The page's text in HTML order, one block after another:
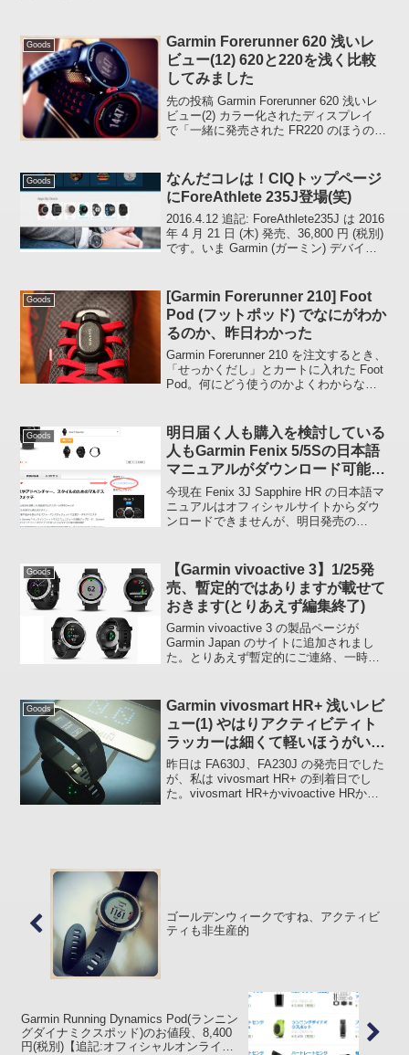
Goods
Garmin Forerunner 620 浅いレ
ビュー(12) 620と220を浅く比較
してみました
先の投稿 Garmin Forerunner 620 浅いレ
ビュー(2) カラー化されたディスプレイ
で「一緒に発売された FR220 のほうのデ
FR220 を購入したの...
Goods
なんだコレは！CIQトップページ
にForeAthlete 235J登場(笑)
2016.4.12 追記: ForeAthlete235J は 2016
年 4 月 21 日 (木) 発売、36,800 円 (税別)
です。いま Garmin (ガーミン) デバイス
Goods
[Garmin Forerunner 210] Foot
Pod (フットポッド) でなにがわか
るのか、昨日わかった
Garmin Forerunner 210 を注文するとき、
「せっかくだし」とカートに入れた Foot
Pod。何にどう使うのかよくわからない
Foot Pot 自体がふた...
Goods
明日届く人も購入を検討している
人もGarmin Fenix 5/5Sの日本語
マニュアルがダウンロード可能で
す
今現在 Fenix 3J Sapphire HR の日本語マ
ニュアルはオフィシャルサイトからダウ
ンロードできませんが、明日発売の
か知りたい場合はマニュアル...
Goods
【Garmin vivoactive 3】1/25発
売、暫定的ではありますが載せて
おきます(とりあえず編集終了)
Garmin vivoactive 3 の製品ページが
Garmin Japan のサイトに追加されまし
た。とりあえず暫定的にご連絡、一時間
近日発売とのこと。1 月...
Goods
Garmin vivosmart HR+ 浅いレビ
ュー(1) やはりアクティビティト
ラッカーは細くて軽いほうがいい
(私感)
昨日は FA630J、FA230J の発売日でした
が、私は vivosmart HR+ の到着日でし
た。vivosmart HR+かvivoactive HRか悩
ゴールデンウィークですね、アクティビ
ティも非生産的
Garmin Running Dynamics Pod(ランニン
グダイナミクスポッド)のお値段、8,400
円(税別)【追記:オフィシャルオンライン